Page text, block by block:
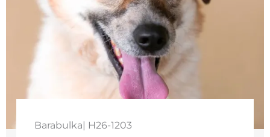
Barabulka| H26-1203